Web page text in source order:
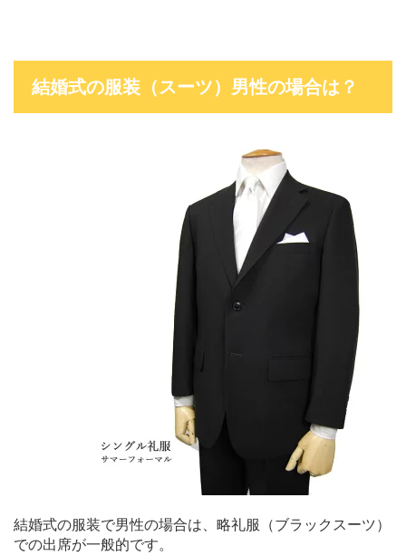
結婚式の服装（スーツ）男性の場合は？
結婚式の服装で男性の場合は、略礼服（ブラックスーツ）
での出席が一般的です。